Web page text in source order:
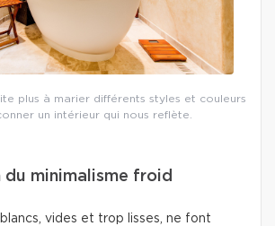
plus à marier différents styles et couleurs
un intérieur qui nous reflète.
du minimalisme froid
vides et trop lisses, ne font